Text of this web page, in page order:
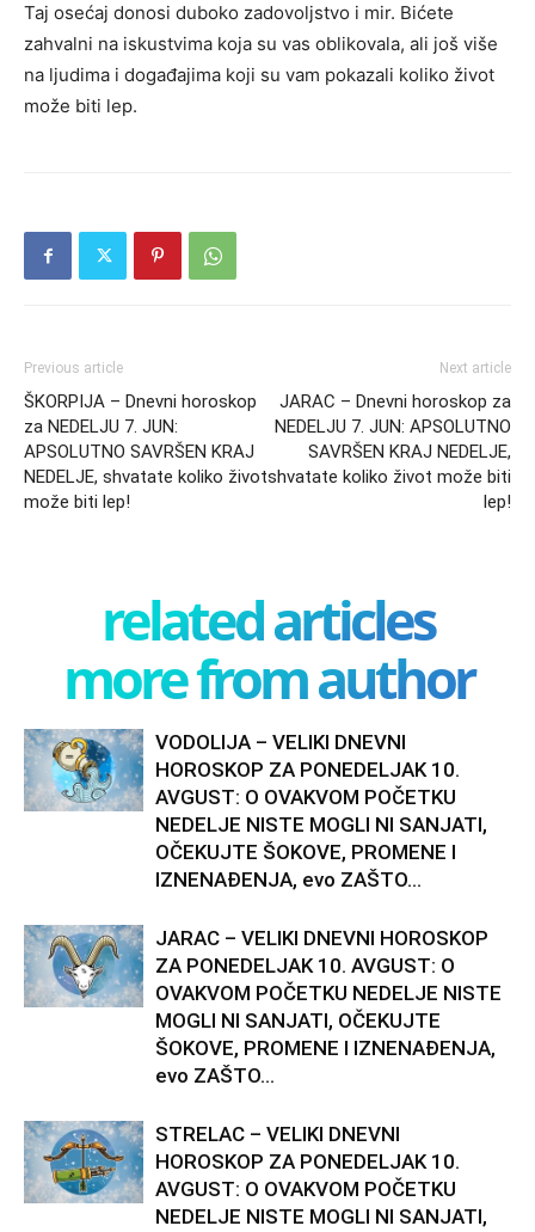
Taj osećaj donosi duboko zadovoljstvo i mir. Bićete
zahvalni na iskustvima koja su vas oblikovala, ali još više
na ljudima i događajima koji su vam pokazali koliko život
može biti lep.
Previous article
ŠKORPIJA – Dnevni horoskop
za NEDELJU 7. JUN:
APSOLUTNO SAVRŠEN KRAJ
NEDELJE, shvatate koliko život
može biti lep!
Next article
JARAC – Dnevni horoskop za
NEDELJU 7. JUN: APSOLUTNO
SAVRŠEN KRAJ NEDELJE,
shvatate koliko život može biti
lep!
related articles
more from author
VODOLIJA – VELIKI DNEVNI
HOROSKOP ZA PONEDELJAK 10.
AVGUST: O OVAKVOM POČETKU
NEDELJE NISTE MOGLI NI SANJATI,
OČEKUJTE ŠOKOVE, PROMENE I
IZNENAĐENJA, evo ZAŠTO...
JARAC – VELIKI DNEVNI HOROSKOP
ZA PONEDELJAK 10. AVGUST: O
OVAKVOM POČETKU NEDELJE NISTE
MOGLI NI SANJATI, OČEKUJTE
ŠOKOVE, PROMENE I IZNENAĐENJA,
evo ZAŠTO...
STRELAC – VELIKI DNEVNI
HOROSKOP ZA PONEDELJAK 10.
AVGUST: O OVAKVOM POČETKU
NEDELJE NISTE MOGLI NI SANJATI,